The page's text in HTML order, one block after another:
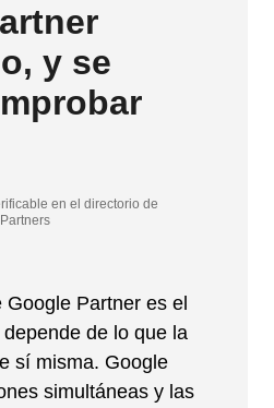
y se
en el directorio de
Google Partner es el
de lo que la
sí misma. Google
simultáneas y las